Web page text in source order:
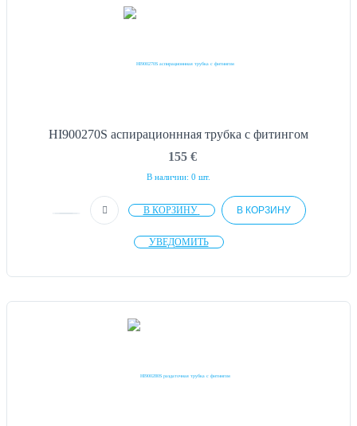
HI900270S аспирационнная трубка с фитингом
155 €
В наличии: 0 шт.
В КОРЗИНУ В КОРЗИНУ
УВЕДОМИТЬ